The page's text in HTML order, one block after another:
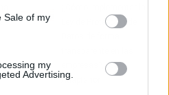
Sale of my
my
Advertising.
Ley de Protección de
empresas?, por
Adaptanor